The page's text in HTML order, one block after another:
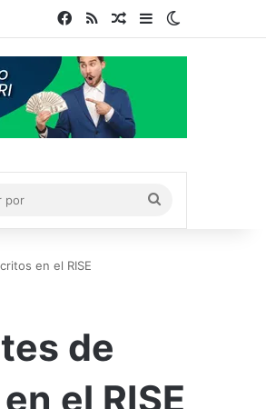
Facebook
RSSPublicación al azar
Barra lateral
por
en el RISE
de
el RISE